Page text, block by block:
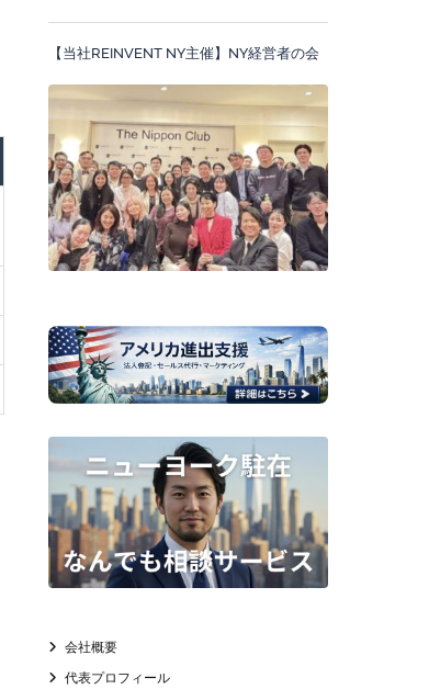
【当社REINVENT NY主催】NY経営者の会
会社概要
代表プロフィール